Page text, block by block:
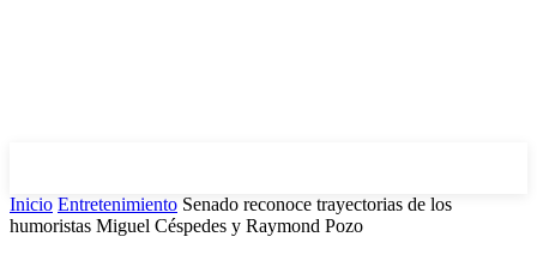
Inicio Entretenimiento Senado reconoce trayectorias de los
humoristas Miguel Céspedes y Raymond Pozo